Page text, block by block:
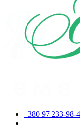
+380 97 233-98-